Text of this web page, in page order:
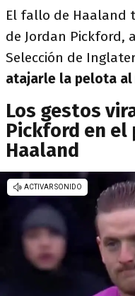
El fallo de Haaland
de Jordan Pickford,
Selección de
atajarle la pelota al
Los gestos
Pickford en el
Haaland